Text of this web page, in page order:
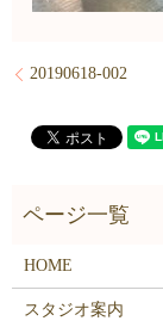
20190618-002
HOME
スタジオ案内